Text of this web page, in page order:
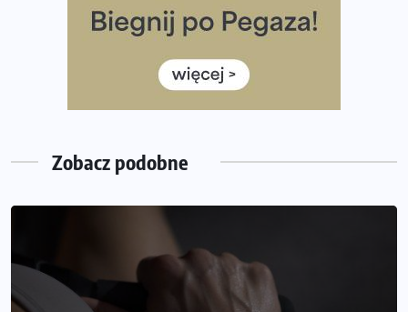
Już w tę sobotę 35. Bieg Powstania Warszawskiego.
Wystartuje rekordowa liczba uczestników
35. Bieg Powstania Warszawskiego – praktyczny
poradnik przed startem
Zobacz podobne